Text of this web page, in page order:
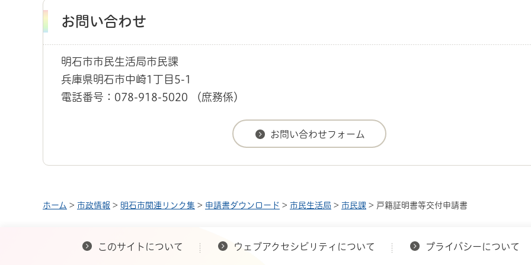
お問い合わせ
明石市市民生活局市民課
兵庫県明石市中崎1丁目5-1
電話番号：078-918-5020 （庶務係）
ホーム > 市政情報 > 明石市関連リンク集 > 申請書ダウンロード > 市民生活局 > 市民課 > 戸籍証明書等交付申請書
このサイトについて ウェブアクセシビリティについて プライバシーについて